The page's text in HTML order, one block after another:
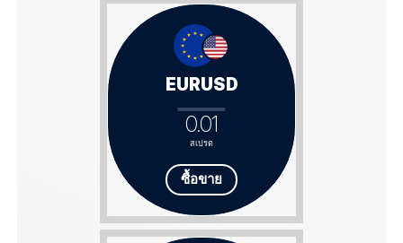
EURUSD
0.01
สเปรด
ซื้อขาย